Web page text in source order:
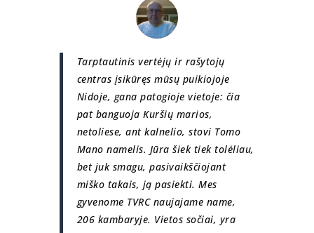
Tarptautinis vertėjų ir rašytojų
centras įsikūręs mūsų puikiojoje
Nidoje, gana patogioje vietoje: čia
pat banguoja Kuršių marios,
netoliese, ant kalnelio, stovi Tomo
Mano namelis. Jūra šiek tiek tolėliau,
bet juk smagu, pasivaikščiojant
miško takais, ją pasiekti. Mes
gyvenome TVRC naujajame name,
206 kambaryje. Vietos sočiai, yra